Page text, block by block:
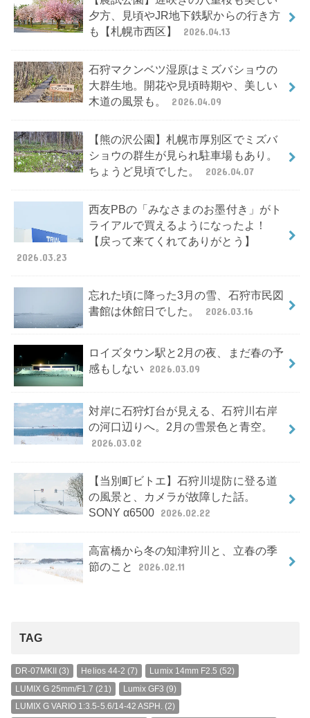
夕方、見頃やJR地下鉄駅からの行き方
も【札幌市西区】
2026.04.13
石狩マクンベツ湿原はミズバショウの
大群生地。開花や見頃時期や、美しい
木道の風景も。
2026.04.09
【熊の沢公園】札幌市厚別区でミズバ
ショウの群生が見られ駐車場もあり。
ちょうど見頃でした。
2026.04.07
西友PBの「みなさまのお墨付き」がト
ライアルで買えるようになったよ！
【戻って来てくれてありがとう】
2026.03.23
忘れた頃に降った3月の雪、石狩市民図
書館は休館日でした。
2026.03.16
ロイズタウン駅と2月の夜、まだ春の予
感もしない 2026.03.09
対岸に石狩灯台が見える、石狩川右岸
の河口辺りへ。2月の雪景色と青空。
2026.03.02
【当別町ビトエ】石狩川堤防に登る道
の風景と、カメラが故障した話。
SONY α6500 2026.02.22
高富橋から冬の知津狩川と、立春の季
節のこと
2026.02.11
TAG
DR-07MKII (3) Helios 44-2 (7) Lumix 14mm F2.5 (52)
LUMIX G 25mm/F1.7 (21) Lumix GF3 (9)
LUMIX G VARIO 1:3.5-5.6/14-42 ASPH. (2)